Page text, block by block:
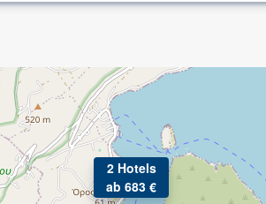
2 Hotels
ab 683 €